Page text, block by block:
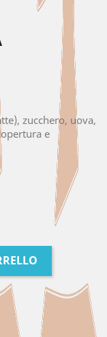
zucchero, uova,
e